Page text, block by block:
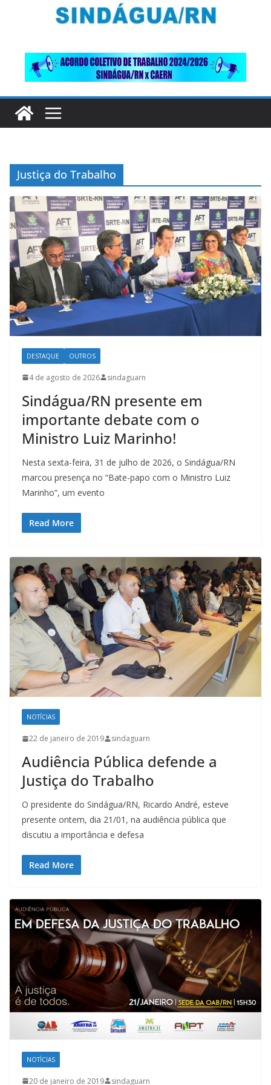
Justiça do Trabalho
DESTAQUE OUTROS
4 de agosto de 2026 sindaguarn
Sindágua/RN presente em
importante debate com o
Ministro Luiz Marinho!
Nesta sexta-feira, 31 de julho de 2026, o Sindágua/RN
marcou presença no “Bate-papo com o Ministro Luiz
Marinho”, um evento
Read More
NOTÍCIAS
22 de janeiro de 2019 sindaguarn
Audiência Pública defende a
Justiça do Trabalho
O presidente do Sindágua/RN, Ricardo André, esteve
presente ontem, dia 21/01, na audiência pública que
discutiu a importância e defesa
Read More
NOTÍCIAS
20 de janeiro de 2019 sindaguarn